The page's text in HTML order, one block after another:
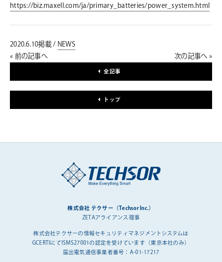
https://biz.maxell.com/ja/primary_batteries/power_system.html
2020.6.10掲載 / NEWS
« 前の記事へ
次の記事へ »
全記事
トップ
株式会社 テクサー（Techsor Inc.）
ZETAアライアンス理事
株式会社テクサーの情報セキュリティマネジメントシステムは
GCERTIにてISMS27001の認定を受けています（東京本社のみ）
届出電気通信事業者番号：A-01-17217